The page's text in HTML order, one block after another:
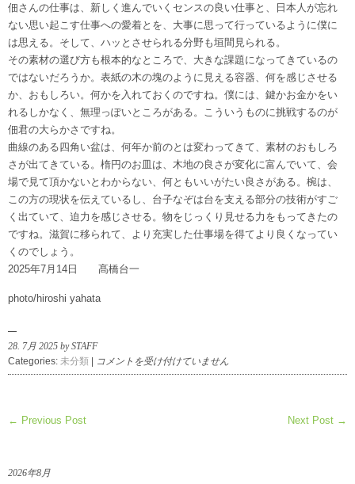
佃さんの仕事は、新しく進んでいくセンスの良い仕事と、日本人が忘れ
ない思い起こす仕事への愛着とを、大事に思って行っているように僕に
は思える。そして、ハッとさせられる分野も垣間見られる。
その素材の選び方も根本的なところで、大きな課題になってきているの
ではないだろうか。表紙の木の塊のように見える容器、何を感じさせる
か、おもしろい。何かを入れておくのですね。僕には、鍵かお金かをい
れるしかなく、無理っぽいところがある。こういうものに挑戦するのが
佃君の大らかさですね。
曲線のある四角い盆は、何年か前のとは変わってきて、素材のおもしろ
さが出てきている。楕円のお皿は、木地の良さが変化に富んでいて、会
場で見て頂かないとわからない、何ともいいがたい良さがある。椀は、
この方の現状を伝えているし、台子なぞは台を支える部分の技術がすご
く出ていて、迫力を感じさせる。物をじっくり見せる力をもってきたの
ですね。滋賀に移られて、より充実した仕事場を得てより良くなってい
くのでしょう。
2025年7月14日 髙橋台一
photo/hiroshi yahata
28. 7月 2025 by STAFF
Categories: 未分類 | 佃
真
コメントを受け付けていません
← Previous Post Next Post →
2026年8月